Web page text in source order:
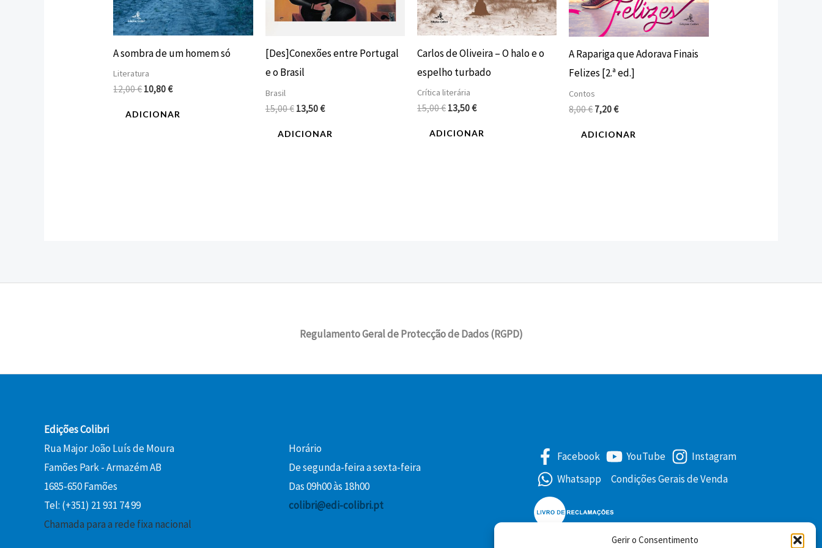
Gerir o Consentimento
A sombra de um homem só
Literatura
12,00€10,80€
ADICIONAR
[Des]Conexões entre Portugal
e o Brasil
Brasil
15,00€ 13,50€
ADICIONAR
Carlos de Oliveira – O halo e o
espelho turbado
Crítica literária
15,00€ 13,50€
ADICIONAR
A Rapariga que Adorava Finais
Felizes [2.ª ed.]
Contos
8,00€7,20€
ADICIONAR
Regulamento Geral de Protecção de Dados (RGPD)
Edições Colibri
Rua Major João Luís de Moura
Famões Park - Armazém AB
1685-650 Famões
Tel: (+351) 21 931 74 99
Chamada para a rede fixa nacional
Horário
De segunda-feira a sexta-feira
Das 09h00 às 18h00
colibri@edi-colibri.pt
Facebook YouTube
Instagram
Whatsapp
Condições Gerais de Venda